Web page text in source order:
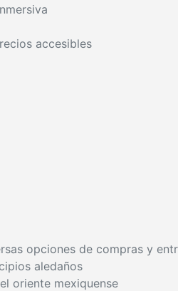
accesibles
opciones de compras y
aledaños
oriente mexiquense